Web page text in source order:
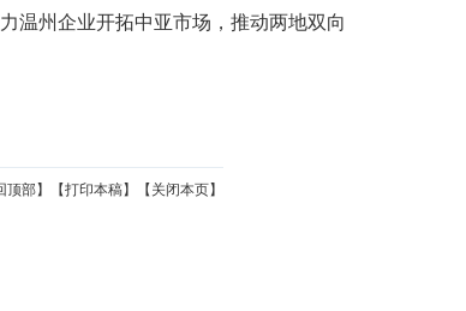
温州企业开拓中亚市场，推动两地双向
顶部】 【打印本稿】 【关闭本页】